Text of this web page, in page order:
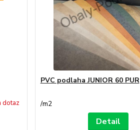
dotaz
PVC podlaha JUNIOR 60 PUR
/m2
Detail